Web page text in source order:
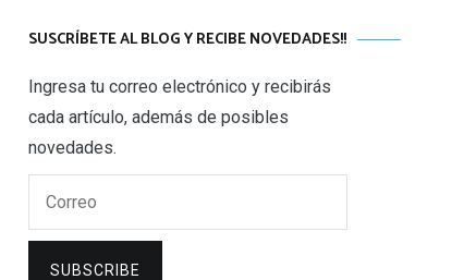
SUSCRÍBETE AL BLOG Y RECIBE NOVEDADES!!
Ingresa tu correo electrónico y recibirás
cada artículo, además de posibles
novedades.
SUBSCRIBE